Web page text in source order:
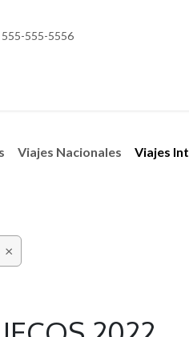
555-555-5556
Viajes Nacionales Viajes
×